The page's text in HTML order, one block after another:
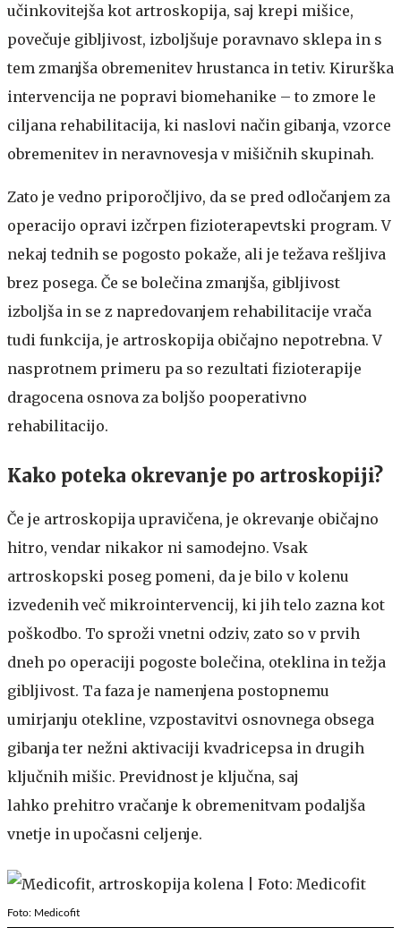
učinkovitejša kot artroskopija, saj krepi mišice,
povečuje gibljivost, izboljšuje poravnavo sklepa in s
tem zmanjša obremenitev hrustanca in tetiv. Kirurška
intervencija ne popravi biomehanike – to zmore le
ciljana rehabilitacija, ki naslovi način gibanja, vzorce
obremenitev in neravnovesja v mišičnih skupinah.
Zato je vedno priporočljivo, da se pred odločanjem za
operacijo opravi izčrpen fizioterapevtski program. V
nekaj tednih se pogosto pokaže, ali je težava rešljiva
brez posega. Če se bolečina zmanjša, gibljivost
izboljša in se z napredovanjem rehabilitacije vrača
tudi funkcija, je artroskopija običajno nepotrebna. V
nasprotnem primeru pa so rezultati fizioterapije
dragocena osnova za boljšo pooperativno
rehabilitacijo.
Kako poteka okrevanje po artroskopiji?
Če je artroskopija upravičena, je okrevanje običajno
hitro, vendar nikakor ni samodejno. Vsak
artroskopski poseg pomeni, da je bilo v kolenu
izvedenih več mikrointervencij, ki jih telo zazna kot
poškodbo. To sproži vnetni odziv, zato so v prvih
dneh po operaciji pogoste bolečina, oteklina in težja
gibljivost. Ta faza je namenjena postopnemu
umirjanju otekline, vzpostavitvi osnovnega obsega
gibanja ter nežni aktivaciji kvadricepsa in drugih
ključnih mišic. Previdnost je ključna, saj
lahko prehitro vračanje k obremenitvam podaljša
vnetje in upočasni celjenje.
Foto: Medicofit